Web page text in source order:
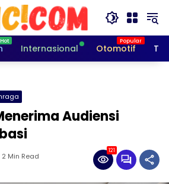
Internasional Otomotif
Audiensi
2 Min Read
121